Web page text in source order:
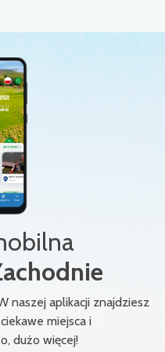
naszej aplikacji znajdziesz
miejsca i
dużo więcej!